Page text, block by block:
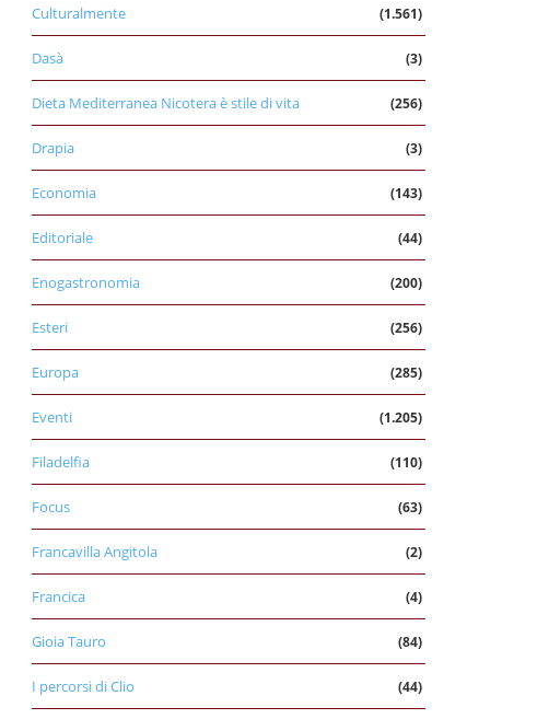
Culturalmente (1.561)
Dasà (3)
Dieta Mediterranea Nicotera è stile di vita (256)
Drapia (3)
Economia (143)
Editoriale (44)
Enogastronomia (200)
Esteri (256)
Europa (285)
Eventi (1.205)
Filadelfia (110)
Focus (63)
Francavilla Angitola (2)
Francica (4)
Gioia Tauro (84)
I percorsi di Clio (44)